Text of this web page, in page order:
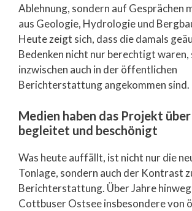
Ablehnung, sondern auf Gesprächen
aus Geologie, Hydrologie und
Heute zeigt sich, dass die damals
Bedenken nicht nur berechtigt waren,
inzwischen auch in der öffentlichen
Berichterstattung angekommen sind.
Medien haben das Projekt
begleitet und beschönigt
Was heute auffällt, ist nicht nur die
Tonlage, sondern auch der Kontrast
Berichterstattung. Über Jahre
Cottbuser Ostsee insbesondere von